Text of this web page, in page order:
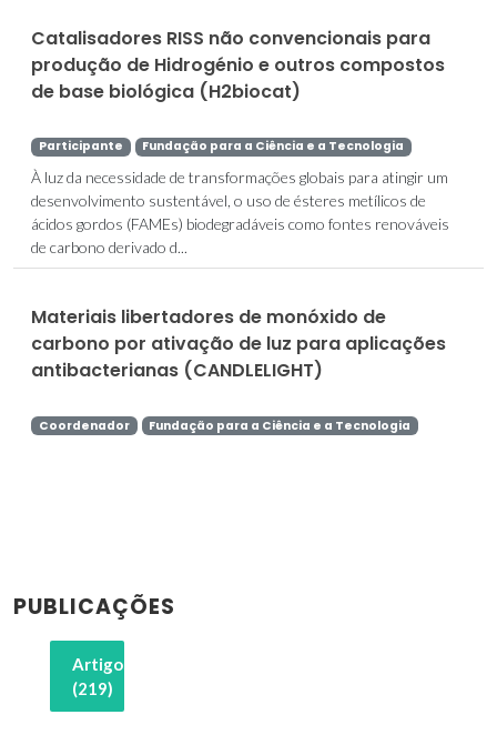
Catalisadores RISS não convencionais para
produção de Hidrogénio e outros compostos
de base biológica (H2biocat)
Participante Fundação para a Ciência e a Tecnologia
À luz da necessidade de transformações globais para atingir um
desenvolvimento sustentável, o uso de ésteres metílicos de
ácidos gordos (FAMEs) biodegradáveis como fontes renováveis
de carbono derivado d...
Materiais libertadores de monóxido de
carbono por ativação de luz para aplicações
antibacterianas (CANDLELIGHT)
Coordenador Fundação para a Ciência e a Tecnologia
PUBLICAÇÕES
Artigos
(219)